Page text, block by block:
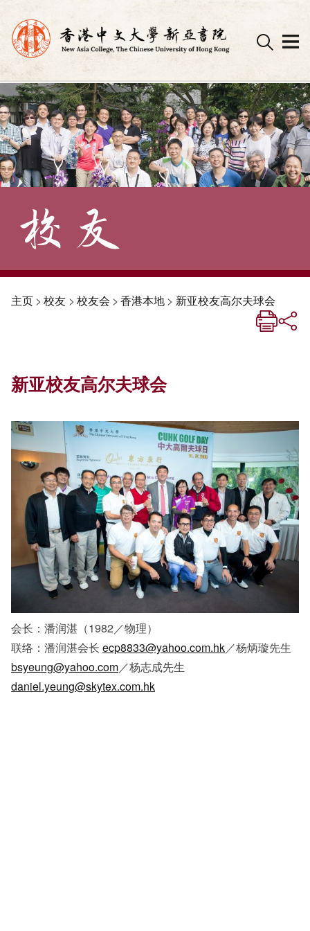
Skip
to
content
主页> 校友 > 校友会 > 香港本地> 新亚校友高尔夫球会
新亚校友高尔夫球会
会长：潘润湛（1982／物理）
联络：潘润湛会长 ecp8833@yahoo.com.hk／杨炳璇先生
bsyeung@yahoo.com／杨志成先生
daniel.yeung@skytex.com.hk